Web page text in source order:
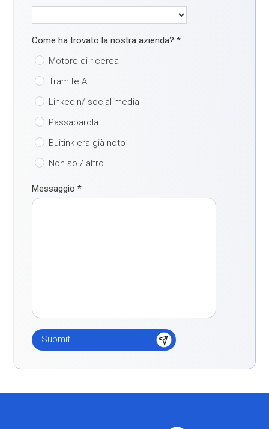
Come ha trovato la nostra azienda?*
Motore di ricerca
Tramite AI
LinkedIn/ social media
Passaparola
Buitink era già noto
Non so / altro
Messaggio*